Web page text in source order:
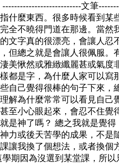
文筆
什麼東西。很多時候看到某
全不曉得門道在那邊。當然
文字真的很漂亮，會讓人忍
但總之就是會讓人很佩服。
美愀然或雅緻纖麗甚或氣度
都是字，為什麼人家可以寫
自己覺得很棒的句子下來，
解為什麼常常可以看見自己
至小心眼起來，會忍不住覺
是神了嗎？ 總之我就是覺
力或後天苦學的成果，不是
讓我換了個想法，或者換個
期因為沒選到某堂課，所